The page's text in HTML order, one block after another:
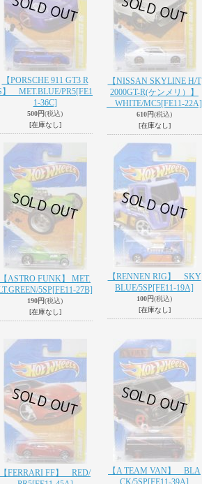
【PORSCHE 911 GT3 R
】 MET.BLUE/PR5[FE1
1-36C]
500円(税込)
[在庫なし]
【NISSAN SKYLINE H/T
2000GT-R(ケンメリ）】
WHITE/MC5[FE11-22A]
610円(税込)
[在庫なし]
【ASTRO FUNK】 MET.
5SP[FE11-27B]
190円(税込)
[在庫なし]
【RENNEN RIG】 SKY
BLUE/5SP[FE11-19A]
100円(税込)
[在庫なし]
【FERRARI FF】 RED/
【A TEAM VAN】 BLA
CK/5SP[FE11-39A]